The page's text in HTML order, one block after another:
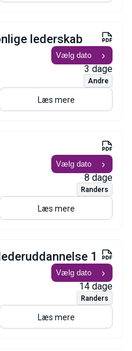
lederskab
3 dage
Andre
Læs mere
8 dage
Randers
Læs mere
1
14 dage
Randers
Læs mere